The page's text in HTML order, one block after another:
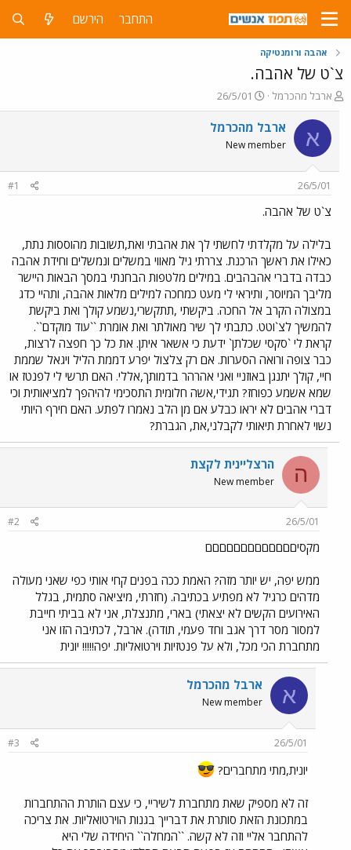
התחבר הירשם
אהבה ורומנטיקה
צ`ט של אהבה.
פ
ו
ת
ח
ה
ש
א
ארבל מהכרמל
פ
ו
ר
ם
26/5/01
א ארבל מהכרמל
New member
26/5/01
#1
צ`ט של אהבה.
בלילה על מקלדתי לחשתי לך את אהבתי ואת,תשובות מהוססות נתת,
כאילו את ראשך הרכנת. צררתי גיל מאווי במשלים ונמשלים וחידת אהבה
כבדה בדברי אהבהבים. במילים מלטפות הבחנתי במסך הבאות היישר
מליבך המיוסר, ותיראי לי מעט כמחכה למילים מלאות אהבה, ותהיי כדג
במצולה הקרב אל החכה. ביקשתי ,תתקשרי,נשמע קולך ואת ביקשת
להמשיך לצ`וטט. כתבתי לך שיר מאולתר ואת אומרת ``עוד מוקדם``.
קראת לי `סקסי שכלתן` ידעת כי אשאר איתן. את כל כך חפצה לרצות,
כבר צופה ורואה הסערות. אם רק צלצול יפרע דממת הליל ויגאל שממת
חיי, קולך יתנגן באוזניי ואני אהרהר בדמותך,אללי. האם תרשי לי לפנטז או
שמא אשמע כפוחז? תגידי,אשה חלומית התסכימי להיהפך למציאותית וכי
דברי אהבים לא יראו כבלע אם מן הלב נאמרו לפתע. האם חירף היותי
נשוי לאחרת תיאותי לקבלני,את, הגברת?
ה הרצליינית לקצת
New member
26/5/01
#2
מקסיםםםםםםםםםםםםם
ממש יפה, יש יותר מזה? האמת ככה בפנים קחי אותי כפי שאני מעולה
מדהים כרגיל לא מפתיע בכתיבה. (חזרתי, מיציאה סתמית, בגלל
האירועים הקשים לא יצאתי) בארי, מתנצלת, אני לא בביתי חייבת
למסור מסר דרך אגב וחד פעמי, תודה). ארבל, לכתיבה הזו אני
מתחברת הכי מכל, ולא על פנטזיות וירטואליות. יפה!!!!! יונית
א ארבל מהכרמל
New member
26/5/01
#3
יונית,מתי מתחברים?
זה לא מספיק שאת מתחברת לשיריי, כי עצם הותרת ההתחברות
במתכונת הזאת סותרת את דברייך בגנות הוירטואליות. את צריכה
להתחבר אליי וזה לא קשה. ``המחלה`` היחידה שלי היא